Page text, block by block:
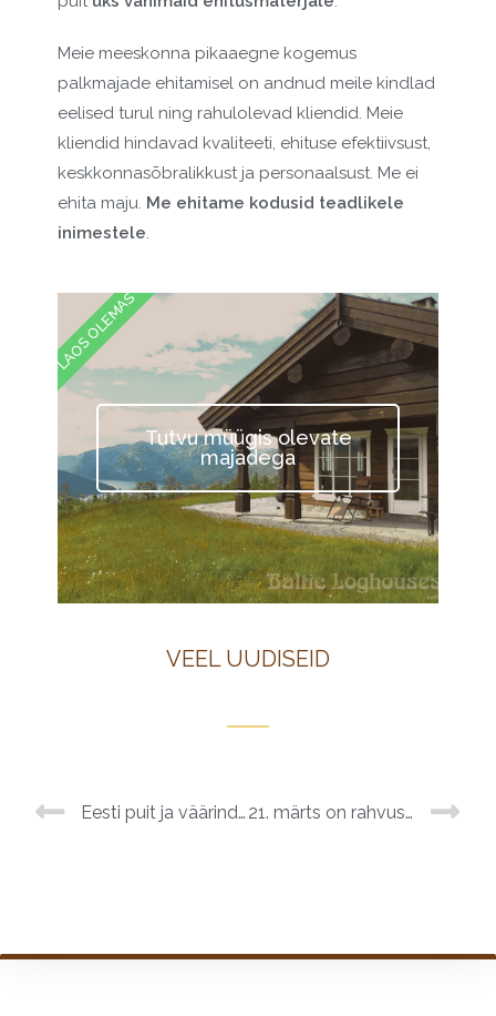
Meie meeskonna pikaaegne kogemus
palkmajade ehitamisel on andnud meile kindlad
eelised turul ning rahulolevad kliendid. Meie
kliendid hindavad kvaliteeti, ehituse efektiivsust,
keskkonnasõbralikkust ja personaalsust. Me ei
ehita maju. Me ehitame kodusid teadlikele
inimestele.
Tutvu müügis olevate
majadega
LAOS OLEMAS
VEEL UUDISEID
Eesti puit ja väärindatud puit on hinnas 21. märts on rahvusvaheline Metsapäev